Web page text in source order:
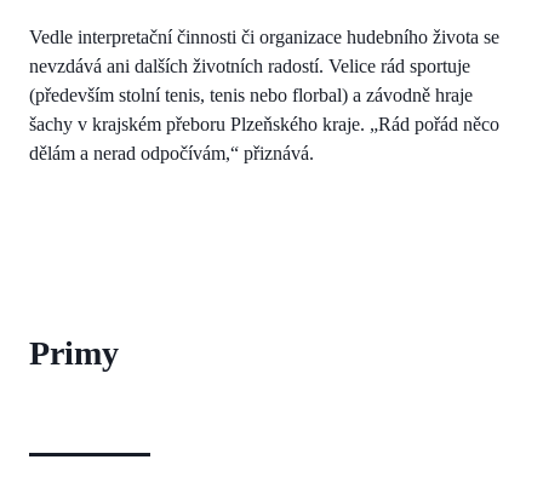
Vedle interpretační činnosti či organizace hudebního života se
nevzdává ani dalších životních radostí. Velice rád sportuje
(především stolní tenis, tenis nebo florbal) a závodně hraje
šachy v krajském přeboru Plzeňského kraje. „Rád pořád něco
dělám a nerad odpočívám,“ přiznává.
Primy